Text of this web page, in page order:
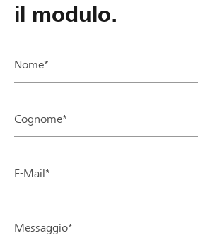
il modulo.
Nome*
Cognome*
E-Mail*
Messaggio*